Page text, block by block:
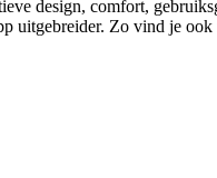
design, comfort,
uitgebreider. Zo vind je